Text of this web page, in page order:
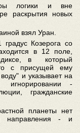
логики и вне
раскрытия новых
взял Уран.
Козерога со
в 12 поле,
в который
с присущей ему
и указывает на
игнорировании -
гражданские
планеты нет
направления - и